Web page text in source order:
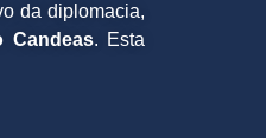
da diplomacia,
Candeas. Esta